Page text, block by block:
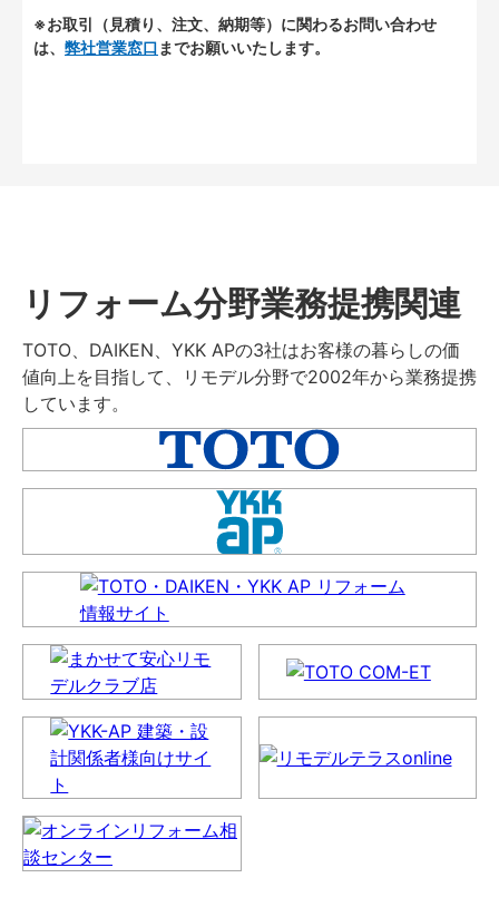
※お取引（見積り、注文、納期等）に関わるお問い合わせ
は、 弊社営業窓口 までお願いいたします。
リフォーム分野業務提携関連
TOTO、DAIKEN、YKK APの3社はお客様の暮らしの価
値向上を目指して、リモデル分野で2002年から業務提携
しています。